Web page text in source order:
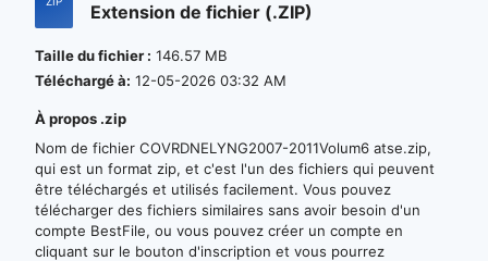
Extension de fichier (.ZIP)
Taille du fichier : 146.57 MB
Téléchargé à: 12-05-2026 03:32 AM
À propos .zip
Nom de fichier COVRDNELYNG2007-2011Volum6 atse.zip,
qui est un format zip, et c'est l'un des fichiers qui peuvent
être téléchargés et utilisés facilement. Vous pouvez
télécharger des fichiers similaires sans avoir besoin d'un
compte BestFile, ou vous pouvez créer un compte en
cliquant sur le bouton d'inscription et vous pourrez